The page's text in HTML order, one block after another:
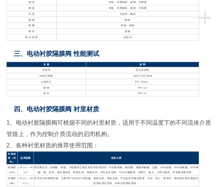
+
阀 体 铸铁、球墨铸铁、碳钢、不锈钢
阀 盖
铸铁、球墨铸铁、碳钢、不锈钢
衬 里
无衬里、橡胶
隔 膜
橡胶
阀
瓣
铸铁、碳钢
阀 杆
碳钢
电 动 装 置 组合件
三、电动衬胶隔膜阀 性能测试
名 称 材 料
衬里层
电火花检测
试验与检验 GB/T13297标准
公称压力
PN （Mpa）
阀 体
PN×1.5
密 封 PN×1.1
四、电动衬胶隔膜阀 衬里材质
1、电动衬胶隔膜阀可根据不同的衬里材质，适用于不同温度下的不同流体介质
管路上，作为控制介质流动的启闭机构。
2、各种衬里材质的推荐使用范围：
衬里材
质（代
号）
适用温度 适用介质
硬橡胶
（NR）
-10 o C～85
o C
除强氧化剂（如销酸、铬酸、浓硫酸及过氧化氢等有有机溶剂）外的氢氯酸、氟硅酸、蚁酸和酚酸、盐酸、30%硫酸、50%氢氟酸、80%磷
酸、碱、盐类、镀金属溶液、氢氧化钠、氢氧化钾、中性盐水溶液、10%次氯酸钠、湿氯气、氨水、大部分醇类，有机酸及醛类等。
软橡胶
（BR）
-10 o C～85
o C ]
具有良好的耐磨性能。主要用于50%以下的硫酸，氢氧化钠、氢氧化钾、中性盐浴溶液及氨液，水泥、粘土、煤渣灰、颗粒状化肥及磨损性
较强的固态流体，各种浓度稠粘液等。